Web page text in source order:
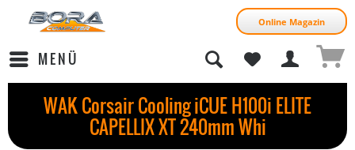
Online Magazin
MENÜ
WAK Corsair Cooling iCUE H100i ELITE
CAPELLIX XT 240mm Whi